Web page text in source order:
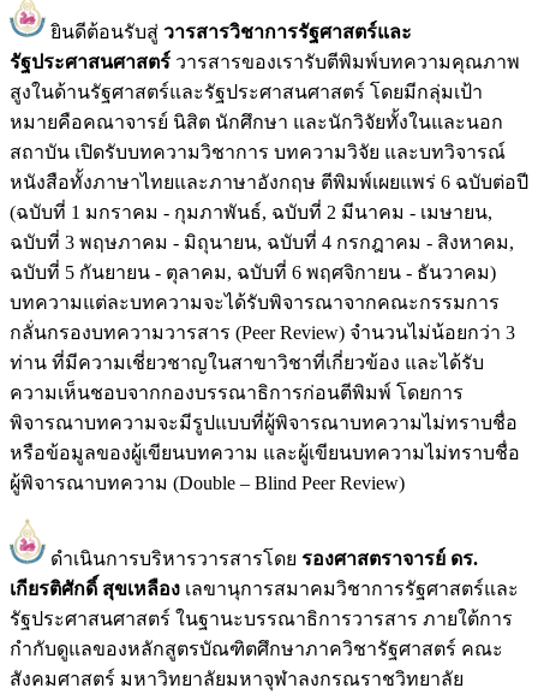
ยินดีต้อนรับสู่ วารสารวิชาการรัฐศาสตร์และ
รัฐประศาสนศาสตร์ วารสารของเรารับตีพิมพ์บทความคุณภาพ
สูงในด้านรัฐศาสตร์และรัฐประศาสนศาสตร์ โดยมีกลุ่มเป้า
หมายคือคณาจารย์ นิสิต นักศึกษา และนักวิจัยทั้งในและนอก
สถาบัน เปิดรับบทความวิชาการ บทความวิจัย และบทวิจารณ์
หนังสือทั้งภาษาไทยและภาษาอังกฤษ ตีพิมพ์เผยแพร่ 6 ฉบับต่อปี
(ฉบับที่ 1 มกราคม - กุมภาพันธ์, ฉบับที่ 2 มีนาคม - เมษายน,
ฉบับที่ 3 พฤษภาคม - มิถุนายน, ฉบับที่ 4 กรกฎาคม - สิงหาคม,
ฉบับที่ 5 กันยายน - ตุลาคม, ฉบับที่ 6 พฤศจิกายน - ธันวาคม)
บทความแต่ละบทความจะได้รับพิจารณาจากคณะกรรมการ
กลั่นกรองบทความวารสาร (Peer Review) จำนวนไม่น้อยกว่า 3
ท่าน ที่มีความเชี่ยวชาญในสาขาวิชาที่เกี่ยวข้อง และได้รับ
ความเห็นชอบจากกองบรรณาธิการก่อนตีพิมพ์ โดยการ
พิจารณาบทความจะมีรูปแบบที่ผู้พิจารณาบทความไม่ทราบชื่อ
หรือข้อมูลของผู้เขียนบทความ และผู้เขียนบทความไม่ทราบชื่อ
ผู้พิจารณาบทความ (Double – Blind Peer Review)
ดำเนินการบริหารวารสารโดย รองศาสตราจารย์ ดร.
เกียรติศักดิ์ สุขเหลือง เลขานุการสมาคมวิชาการรัฐศาสตร์และ
รัฐประศาสนศาสตร์ ในฐานะบรรณาธิการวารสาร ภายใต้การ
กำกับดูแลของหลักสูตรบัณฑิตศึกษาภาควิชารัฐศาสตร์ คณะ
สังคมศาสตร์ มหาวิทยาลัยมหาจุฬาลงกรณราชวิทยาลัย